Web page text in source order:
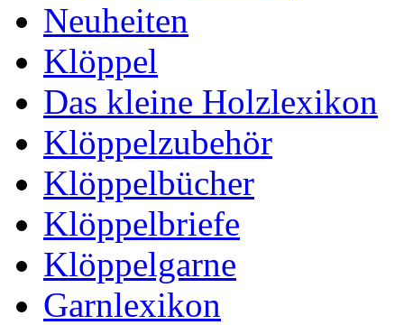
Neuheiten
Klöppel
Das kleine Holzlexikon
Klöppelzubehör
Klöppelbücher
Klöppelbriefe
Klöppelgarne
Garnlexikon